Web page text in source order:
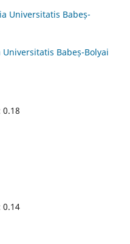
Universitatis Babeș-
Universitatis Babeș-Bolyai
0.14